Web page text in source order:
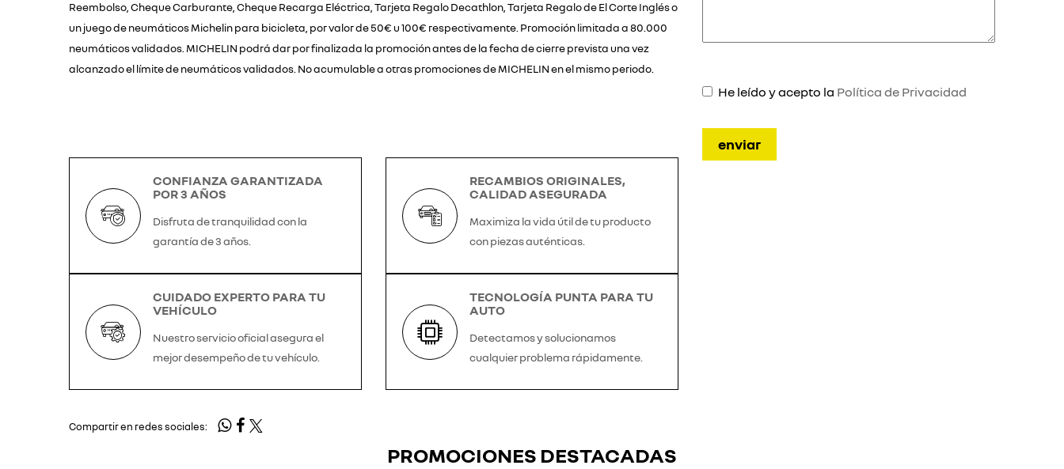
Reembolso, Cheque Carburante, Cheque Recarga Eléctrica, Tarjeta Regalo Decathlon, Tarjeta Regalo de El Corte Inglés o
un juego de neumáticos Michelin para bicicleta, por valor de 50€ u 100€ respectivamente. Promoción limitada a 80.000
neumáticos validados. MICHELIN podrá dar por finalizada la promoción antes de la fecha de cierre prevista una vez
alcanzado el límite de neumáticos validados. No acumulable a otras promociones de MICHELIN en el mismo periodo.
CONFIANZA GARANTIZADA
POR 3 AÑOS
Disfruta de tranquilidad con la
garantía de 3 años.
RECAMBIOS ORIGINALES,
CALIDAD ASEGURADA
Maximiza la vida útil de tu producto
con piezas auténticas.
CUIDADO EXPERTO PARA TU
VEHÍCULO
Nuestro servicio oficial asegura el
mejor desempeño de tu vehículo.
TECNOLOGÍA PUNTA PARA TU
AUTO
Detectamos y solucionamos
cualquier problema rápidamente.
Compartir en redes sociales:
He leído y acepto la Política de Privacidad
PROMOCIONES DESTACADAS